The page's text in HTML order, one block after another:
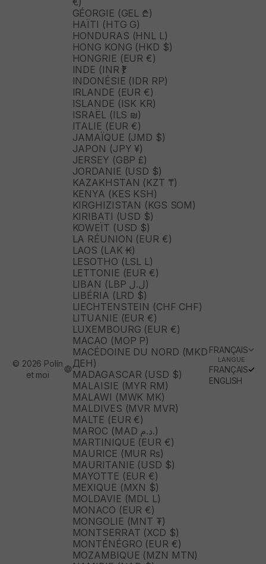
GÉORGIE (GEL ₾)
HAÏTI (HTG G)
HONDURAS (HNL L)
HONG KONG (HKD $)
HONGRIE (EUR €)
INDE (INR ₹)
INDONÉSIE (IDR RP)
IRLANDE (EUR €)
ISLANDE (ISK KR)
ISRAËL (ILS ₪)
ITALIE (EUR €)
JAMAÏQUE (JMD $)
JAPON (JPY ¥)
JERSEY (GBP £)
JORDANIE (USD $)
KAZAKHSTAN (KZT ₸)
KENYA (KES KSH)
KIRGHIZISTAN (KGS SOM)
KIRIBATI (USD $)
KOWEÏT (USD $)
LA RÉUNION (EUR €)
LAOS (LAK ₭)
LESOTHO (LSL L)
LETTONIE (EUR €)
LIBAN (LBP ل.ل)
LIBÉRIA (LRD $)
LIECHTENSTEIN (CHF CHF)
LITUANIE (EUR €)
LUXEMBOURG (EUR €)
MACAO (MOP P)
MACÉDOINE DU NORD (MKD
ДЕН)
MADAGASCAR (USD $)
MALAISIE (MYR RM)
MALAWI (MWK MK)
MALDIVES (MVR MVR)
MALTE (EUR €)
MAROC (MAD د.م.)
MARTINIQUE (EUR €)
MAURICE (MUR ₨)
MAURITANIE (USD $)
MAYOTTE (EUR €)
MEXIQUE (MXN $)
MOLDAVIE (MDL L)
MONACO (EUR €)
MONGOLIE (MNT ₮)
MONTSERRAT (XCD $)
MONTÉNÉGRO (EUR €)
MOZAMBIQUE (MZN MTN)
FRANÇAIS
LANGUE
FRANÇAIS
ENGLISH
© 2026 Polín
et moi